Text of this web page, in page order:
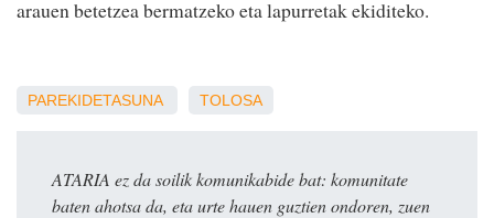
arauen betetzea bermatzeko eta lapurretak ekiditeko.
PAREKIDETASUNA TOLOSA
ATARIA ez da soilik komunikabide bat: komunitate
baten ahotsa da, eta urte hauen guztien ondoren, zuen